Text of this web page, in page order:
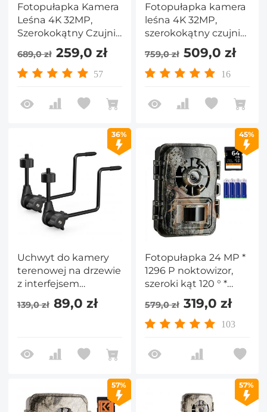
Fotopułapka Kamera
Leśna 4K 32MP,
Szerokokątny Czujnik
Ruchu 100°,
Wyzwalanie 0.2s,
46pcs Diod LED o
940nm,
Wodoodporność IP67,
689,0 zł 259,0 zł
57
Fotopułapka kamera
leśna 4K 32MP,
szerokokątny czujnik
ruchu 100°
uruchamiany w 0,2
sekundy, 46 diod LED
nm, wodoodporność
IP67, 2,31-calowy
64G i wielofunkcyjny
zestaw czytników
kart
759,0 zł 509,0 zł
16
36%
Uchwyt do kamery
terenowej na drzewie
z interfejsem
śrubowym 1/4", 2
sztuki, metalowy
możliwością regulacji
360° do kamer
słonecznych, świateł
itp.
139,0 zł 89,0 zł
45%
Fotopułapka 24 MP *
1296 P noktowizor,
szeroki kąt 120 ° *
wyzwalacz 0,2 S 2-
calowy ekran kamera
leśna kolor kropli
alkaliczną AA i szybką
kartą SD 64G
579,0 zł 319,0 zł
103
57% 57%